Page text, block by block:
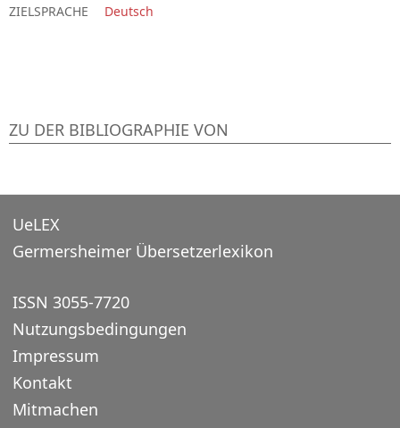
ZIELSPRACHE
Deutsch
ZU DER BIBLIOGRAPHIE VON
UeLEX
Germersheimer Übersetzerlexikon
ISSN 3055-7720
Nutzungsbedingungen
Impressum
Kontakt
Mitmachen